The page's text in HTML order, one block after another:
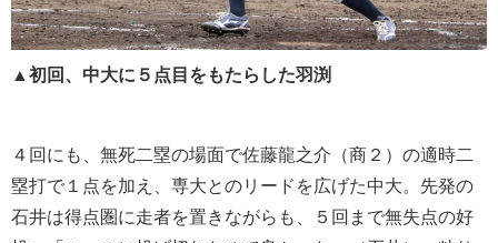
▲初回、中大に５点目をもたらした羽渕
４回にも、無死二塁の場面で佐藤龍之介（商２）の適時二
塁打で１点を加え、専大とのリードを広げた中大。先発の
石井は得点圏に走者を置きながらも、５回まで無失点の好